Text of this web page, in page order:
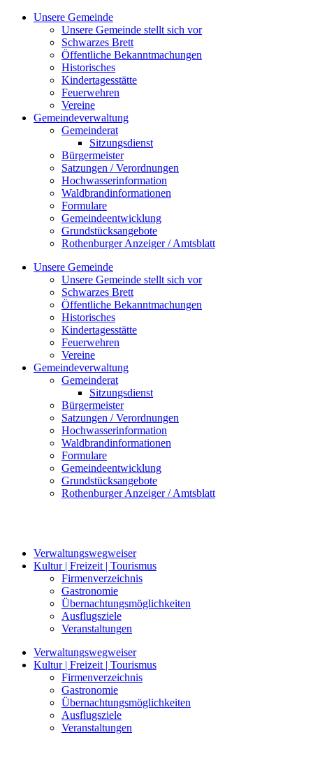
Zum
Unsere Gemeinde
Unsere Gemeinde stellt sich vor
Schwarzes Brett
Öffentliche Bekanntmachungen
Historisches
Kindertagesstätte
Feuerwehren
Vereine
Gemeindeverwaltung
Gemeinderat
Sitzungsdienst
Bürgermeister
Satzungen / Verordnungen
Hochwasserinformation
Waldbrandinformationen
Formulare
Gemeindeentwicklung
Grundstücksangebote
Rothenburger Anzeiger / Amtsblatt
Unsere Gemeinde
Unsere Gemeinde stellt sich vor
Schwarzes Brett
Öffentliche Bekanntmachungen
Historisches
Kindertagesstätte
Feuerwehren
Vereine
Gemeindeverwaltung
Gemeinderat
Sitzungsdienst
Bürgermeister
Satzungen / Verordnungen
Hochwasserinformation
Waldbrandinformationen
Formulare
Gemeindeentwicklung
Grundstücksangebote
Rothenburger Anzeiger / Amtsblatt
Verwaltungswegweiser
Kultur | Freizeit | Tourismus
Firmenverzeichnis
Gastronomie
Übernachtungsmöglichkeiten
Ausflugsziele
Veranstaltungen
Verwaltungswegweiser
Kultur | Freizeit | Tourismus
Firmenverzeichnis
Gastronomie
Übernachtungsmöglichkeiten
Ausflugsziele
Veranstaltungen